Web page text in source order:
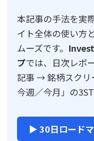
本記事の手法を実
イト全体の使い方
ムーズです。
プでは、日次レポ
記事 → 銘柄スクリ
今週／今月」の
▶ 30日ロードマ